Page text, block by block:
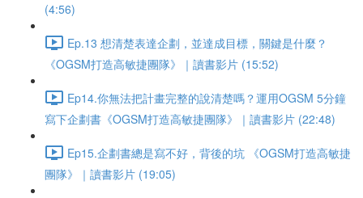
(4:56)
Ep.13 想清楚表達企劃，並達成目標，關鍵是什麼？
《OGSM打造高敏捷團隊》｜讀書影片 (15:52)
Ep14.你無法把計畫完整的說清楚嗎？運用OGSM 5分鐘
寫下企劃書《OGSM打造高敏捷團隊》｜讀書影片 (22:48)
Ep15.企劃書總是寫不好，背後的坑 《OGSM打造高敏捷
團隊》｜讀書影片 (19:05)